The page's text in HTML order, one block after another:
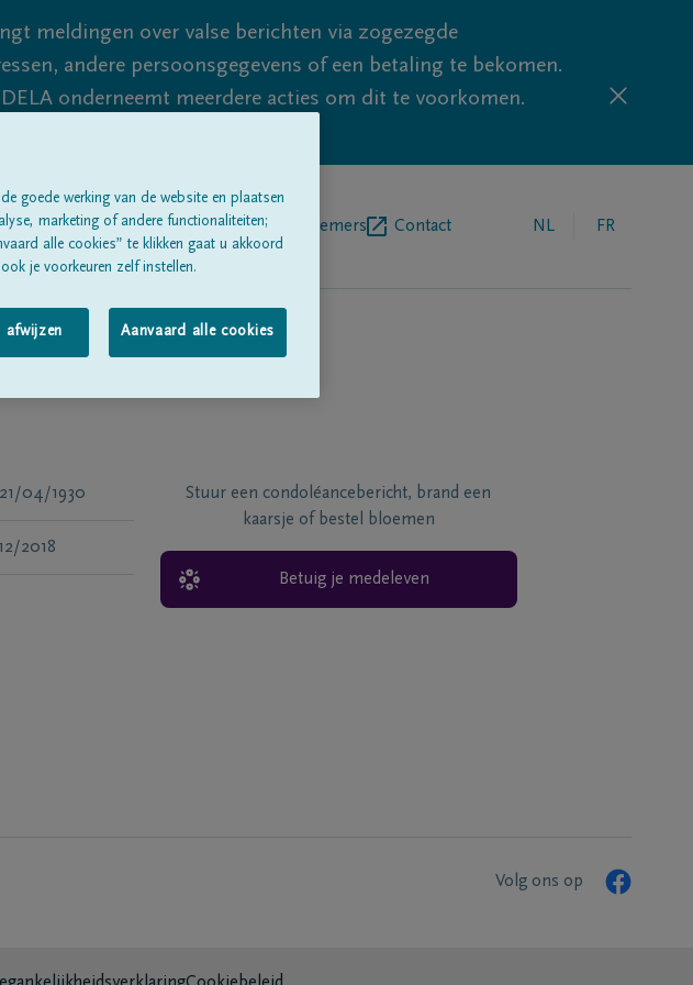
meldingen over valse berichten via zogezegde
andere persoonsgegevens of een betaling te bekomen.
onderneemt meerdere acties om dit te voorkomen.
blijf waakzaam.
rouwberichten Over onsBegrafenisondernemers Contact NL FR
21/04/1930
2018
Stuur een condoléancebericht, brand een
kaarsje of bestel bloemen
Betuig je medeleven
Volg ons op
goede werking van de website en plaatsen
marketing of andere functionaliteiten;
alle cookies” te klikken gaat u akkoord
je voorkeuren zelf instellen.
afwijzen Aanvaard alle cookies